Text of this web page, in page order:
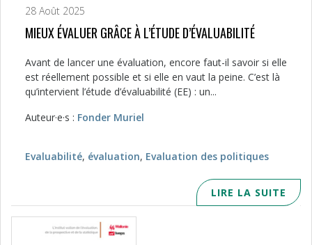
28 Août 2025
MIEUX ÉVALUER GRÂCE À L’ÉTUDE D’ÉVALUABILITÉ
Avant de lancer une évaluation, encore faut-il savoir si elle
est réellement possible et si elle en vaut la peine. C’est là
qu’intervient l’étude d’évaluabilité (EE) : un...
Auteur·e·s : Fonder Muriel
Evaluabilité, évaluation, Evaluation des politiques
LIRE LA SUITE